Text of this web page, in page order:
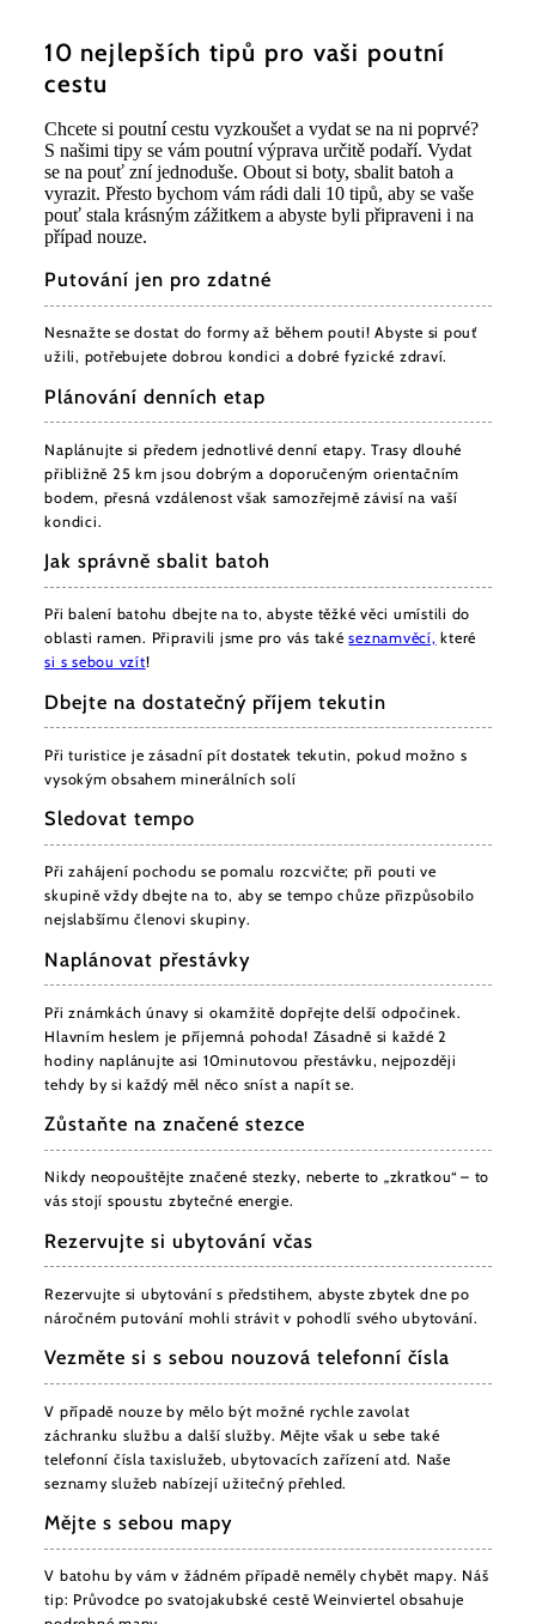
10 nejlepších tipů pro vaši poutní
cestu
Chcete si poutní cestu vyzkoušet a vydat se na ni poprvé?
S našimi tipy se vám poutní výprava určitě podaří. Vydat
se na pouť zní jednoduše. Obout si boty, sbalit batoh a
vyrazit. Přesto bychom vám rádi dali 10 tipů, aby se vaše
pouť stala krásným zážitkem a abyste byli připraveni i na
případ nouze.
Putování jen pro zdatné
Nesnažte se dostat do formy až během pouti! Abyste si pouť
užili, potřebujete dobrou kondici a dobré fyzické zdraví.
Plánování denních etap
Naplánujte si předem jednotlivé denní etapy. Trasy dlouhé
přibližně 25 km jsou dobrým a doporučeným orientačním
bodem, přesná vzdálenost však samozřejmě závisí na vaší
kondici.
Jak správně sbalit batoh
Při balení batohu dbejte na to, abyste těžké věci umístili do
oblasti ramen. Připravili jsme pro vás takéseznamvěcí, které
si s sebou vzít!
Dbejte na dostatečný příjem tekutin
Při turistice je zásadní pít dostatek tekutin, pokud možno s
vysokým obsahem minerálních solí
Sledovat tempo
Při zahájení pochodu se pomalu rozcvičte; při pouti ve
skupině vždy dbejte na to, aby se tempo chůze přizpůsobilo
nejslabšímu členovi skupiny.
Naplánovat přestávky
Při známkách únavy si okamžitě dopřejte delší odpočinek.
Hlavním heslem je příjemná pohoda! Zásadně si každé 2
hodiny naplánujte asi 10minutovou přestávku, nejpozději
tehdy by si každý měl něco sníst a napít se.
Zůstaňte na značené stezce
Nikdy neopouštějte značené stezky, neberte to „zkratkou“ – to
vás stojí spoustu zbytečné energie.
Rezervujte si ubytování včas
Rezervujte si ubytování s předstihem, abyste zbytek dne po
náročném putování mohli strávit v pohodlí svého ubytování.
Vezměte si s sebou nouzová telefonní čísla
V případě nouze by mělo být možné rychle zavolat
záchranku službu a další služby. Mějte však u sebe také
telefonní čísla taxislužeb, ubytovacích zařízení atd. Naše
seznamy služeb nabízejí užitečný přehled.
Mějte s sebou mapy
V batohu by vám v žádném případě neměly chybět mapy. Náš
tip: Průvodce po svatojakubské cestě Weinviertel obsahuje